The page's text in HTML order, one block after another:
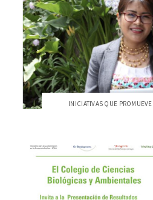
INICIATIVAS QUE